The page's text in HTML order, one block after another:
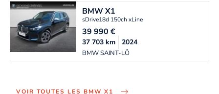
BMWX1
sDrive18d 150ch xLine
39 990€
BMW SAINT-LÔ
37 703km 2024
VOIR TOUTES LES BMW X1